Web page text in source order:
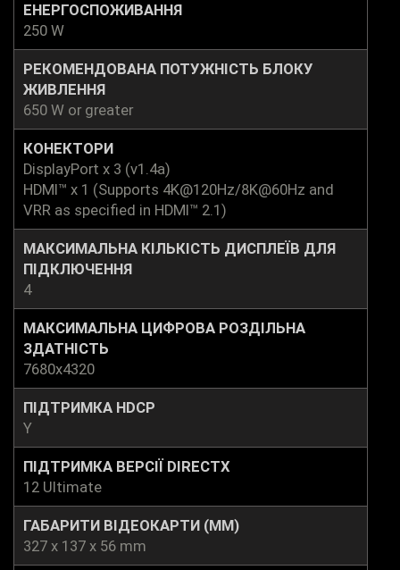
ЕНЕРГОСПОЖИВАННЯ
250 W
РЕКОМЕНДОВАНА ПОТУЖНІСТЬ БЛОКУ
ЖИВЛЕННЯ
650 W or greater
КОНЕКТОРИ
DisplayPort x 3 (v1.4a)
HDMI™ x 1 (Supports 4K@120Hz/8K@60Hz and
VRR as specified in HDMI™ 2.1)
МАКСИМАЛЬНА КІЛЬКІСТЬ ДИСПЛЕЇВ ДЛЯ
ПІДКЛЮЧЕННЯ
4
МАКСИМАЛЬНА ЦИФРОВА РОЗДІЛЬНА
ЗДАТНІСТЬ
7680x4320
ПІДТРИМКА HDCP
Y
ПІДТРИМКА ВЕРСІЇ DIRECTX
12 Ultimate
ГАБАРИТИ ВІДЕОКАРТИ (ММ)
327 x 137 x 56 mm